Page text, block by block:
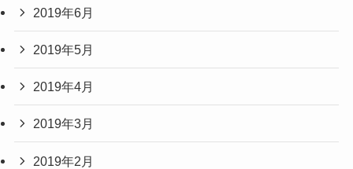
2019年6月
2019年5月
2019年4月
2019年3月
2019年2月